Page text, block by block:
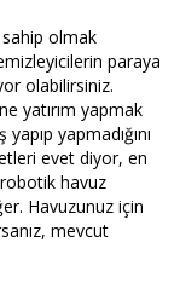
olmak
paraya
olabilirsiniz.
yatırım yapmak
yapmadığını
evet diyor, en
havuz
Havuzunuz için
mevcut